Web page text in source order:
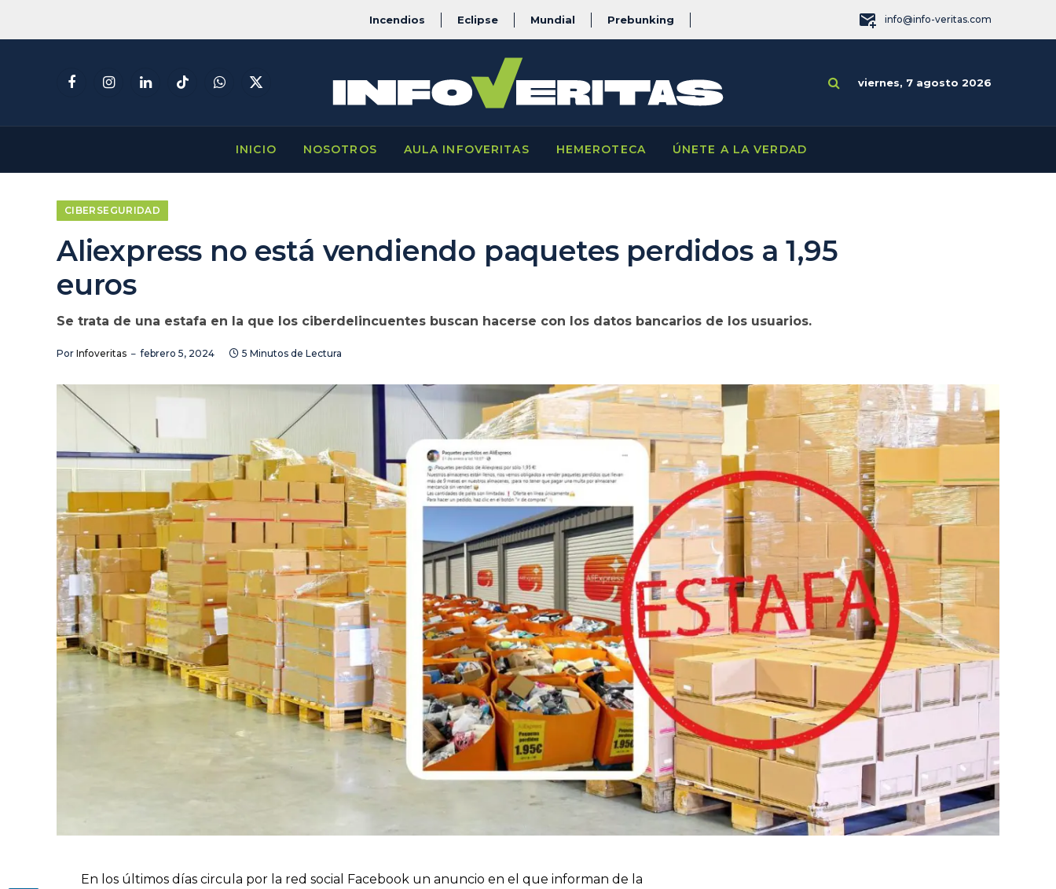
Incendios Eclipse Mundial Prebunking info@info-veritas.com
FacebookInstagramLinkedInTikTokWhatsApp
X
viernes, 7 agosto 2026
INICIO NOSOTROS AULA INFOVERITAS HEMEROTECA ÚNETE A LA VERDAD
CIBERSEGURIDAD
Aliexpress no está vendiendo paquetes perdidos a 1,95
euros
Se trata de una estafa en la que los ciberdelincuentes buscan hacerse con los datos bancarios de los usuarios.
Por Infoveritas febrero 5, 2024 5 Minutos de Lectura
En los últimos días circula por la red social Facebook un anuncio en el que informan de la